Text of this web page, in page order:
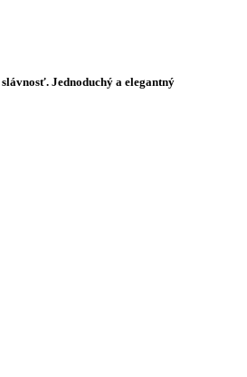
Jednoduchý a elegantný